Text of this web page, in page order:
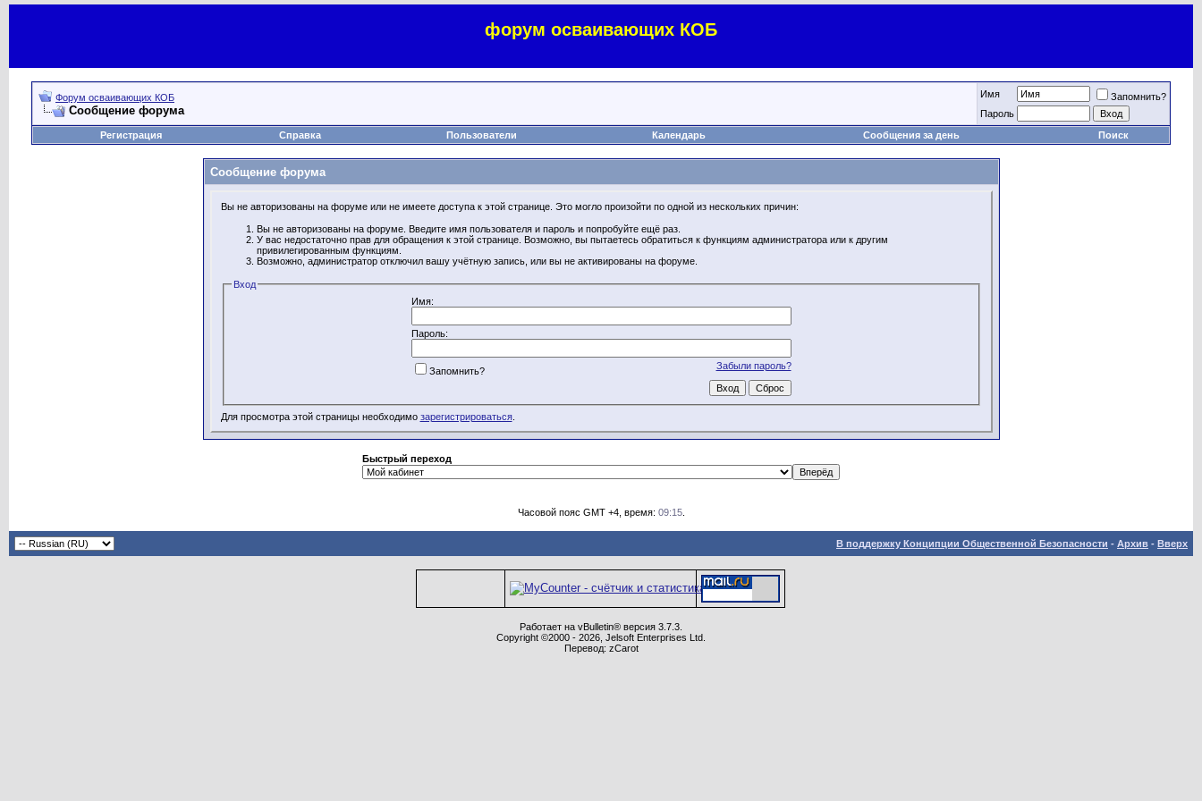
форум осваивающих КОБ
Форум осваивающих КОБ
Сообщение форума
Имя
Запомнить?
Пароль
Регистрация
Справка Пользователи Календарь Сообщения за день Поиск
Сообщение форума
Вы не авторизованы на форуме или не имеете доступа к этой странице. Это могло произойти по одной из нескольких причин:
Вы не авторизованы на форуме. Введите имя пользователя и пароль и попробуйте ещё раз.
У вас недостаточно прав для обращения к этой странице. Возможно, вы пытаетесь обратиться к функциям администратора или к другим
привилегированным функциям.
Возможно, администратор отключил вашу учётную запись, или вы не активированы на форуме.
Вход
Имя:
Пароль:
Забыли пароль?
Запомнить?
Для просмотра этой страницы необходимо зарегистрироваться.
Быстрый переход
Часовой пояс GMT +4, время: 09:15.
В поддержку Конципции Общественной Безопасности - Архив - Вверх
Работает на vBulletin® версия 3.7.3.
Copyright ©2000 - 2026, Jelsoft Enterprises Ltd.
Перевод: zCarot